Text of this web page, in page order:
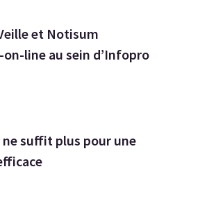
et Notisum
line au sein d’Infopro
ne suffit plus pour une